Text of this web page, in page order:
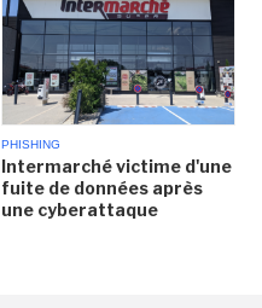
PHISHING
Intermarché victime d'une
fuite de données après
une cyberattaque